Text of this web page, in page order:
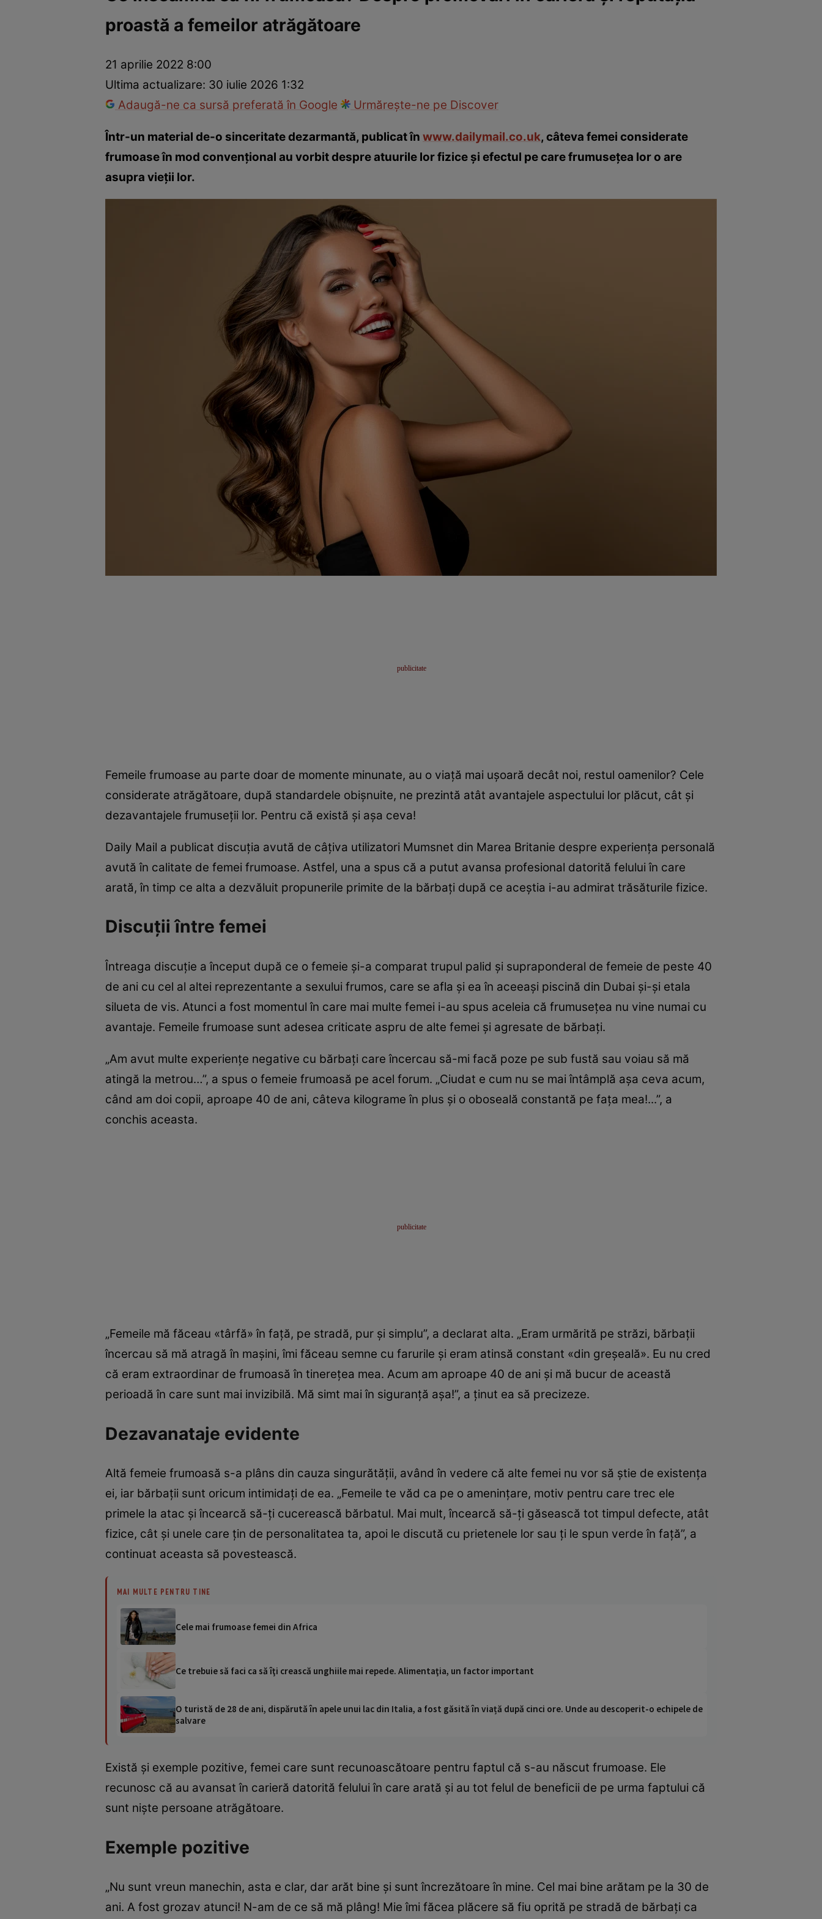
Dezvoltare personalăÎngrijire personalăCasă și grădinăModă
proastă a femeilor atrăgătoare
21 aprilie 2022 8:00
Ultima actualizare: 30 iulie 2026 1:32
Adaugă-ne ca sursă preferată în Google
Urmărește-ne pe Discover
Într-un material de-o sinceritate dezarmantă, publicat în www.dailymail.co.uk, câteva femei considerate
frumoase în mod convențional au vorbit despre atuurile lor fizice și efectul pe care frumusețea lor o are
asupra vieții lor.
Femeile frumoase au parte doar de momente minunate, au o viață mai ușoară decât noi, restul oamenilor? Cele
considerate atrăgătoare, după standardele obișnuite, ne prezintă atât avantajele aspectului lor plăcut, cât și
dezavantajele frumuseții lor. Pentru că există și așa ceva!
Daily Mail a publicat discuția avută de câțiva utilizatori Mumsnet din Marea Britanie despre experiența personală
avută în calitate de femei frumoase. Astfel, una a spus că a putut avansa profesional datorită felului în care
arată, în timp ce alta a dezvăluit propunerile primite de la bărbați după ce aceștia i-au admirat trăsăturile fizice.
Discuții între femei
Întreaga discuție a început după ce o femeie și-a comparat trupul palid și supraponderal de femeie de peste 40
de ani cu cel al altei reprezentante a sexului frumos, care se afla și ea în aceeași piscină din Dubai și-și etala
silueta de vis. Atunci a fost momentul în care mai multe femei i-au spus aceleia că frumusețea nu vine numai cu
avantaje. Femeile frumoase sunt adesea criticate aspru de alte femei și agresate de bărbați.
„Am avut multe experiențe negative cu bărbați care încercau să-mi facă poze pe sub fustă sau voiau să mă
atingă la metrou…”, a spus o femeie frumoasă pe acel forum. „Ciudat e cum nu se mai întâmplă așa ceva acum,
când am doi copii, aproape 40 de ani, câteva kilograme în plus și o oboseală constantă pe fața mea!...”, a
conchis aceasta.
„Femeile mă făceau «târfă» în față, pe stradă, pur și simplu”, a declarat alta. „Eram urmărită pe străzi, bărbații
încercau să mă atragă în mașini, îmi făceau semne cu farurile și eram atinsă constant «din greșeală». Eu nu cred
că eram extraordinar de frumoasă în tinerețea mea. Acum am aproape 40 de ani și mă bucur de această
perioadă în care sunt mai invizibilă. Mă simt mai în siguranță așa!”, a ținut ea să precizeze.
Dezavanataje evidente
Altă femeie frumoasă s-a plâns din cauza singurătății, având în vedere că alte femei nu vor să știe de existența
ei, iar bărbații sunt oricum intimidați de ea. „Femeile te văd ca pe o amenințare, motiv pentru care trec ele
primele la atac și încearcă să-ți cucerească bărbatul. Mai mult, încearcă să-ți găsească tot timpul defecte, atât
fizice, cât și unele care țin de personalitatea ta, apoi le discută cu prietenele lor sau ți le spun verde în față”, a
continuat aceasta să povestească.
MAI MULTE PENTRU TINE
Cele mai frumoase femei din Africa
Ce trebuie să faci ca să îţi crească unghiile mai repede. Alimentaţia, un factor important
O turistă de 28 de ani, dispărută în apele unui lac din Italia, a fost găsită în viață după cinci ore. Unde au descoperit-o echipele de
salvare
Există și exemple pozitive, femei care sunt recunoascătoare pentru faptul că s-au născut frumoase. Ele
recunosc că au avansat în carieră datorită felului în care arată și au tot felul de beneficii de pe urma faptului că
sunt niște persoane atrăgătoare.
Exemple pozitive
„Nu sunt vreun manechin, asta e clar, dar arăt bine și sunt încrezătoare în mine. Cel mai bine arătam pe la 30 de
ani. A fost grozav atunci! N-am de ce să mă plâng! Mie îmi făcea plăcere să fiu oprită pe stradă de bărbați ca